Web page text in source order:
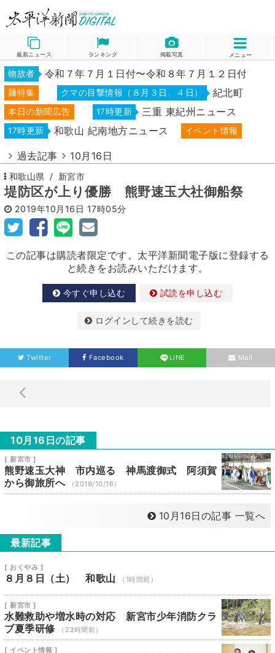
最新ニュース ランキング 掲載写真 メニュー
物故者 令和７年７月１日付〜令和８年７月１２日付
麺特集 クマの目撃情報（８月３日、４日） 紀北町
本日の新聞広告 17時更新 三重 東紀州ニュース
17時更新 和歌山 紀南地方ニュース イベント情報
過去記事 10月16日
和歌山県 新宮市
堤防区が上り優勝 熊野速玉大社御船祭
2019年10月16日 17時05分
この記事は購読者限定です。太平洋新聞電子版に登録する
と続きをお読みいただけます。
今すぐ申し込む 試読を申し込む
ログインして続きを読む
Twitter Facebook LINE Mail
10月16日の記事
[ 新宮市 ]
熊野速玉大神 市内巡る 神馬渡御式 阿須賀
から御旅所へ
（2019/10/16）
10月16日の記事 一覧へ
最新記事
[ おくやみ ]
８月８日（土） 和歌山 （1時間前）
[ 新宮市 ]
水難救助や増水時の対応 新宮市少年消防クラ
ブ夏季研修
（23時間前）
[ イベント情報 ]